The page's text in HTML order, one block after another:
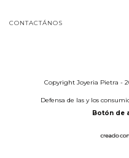
CONTACTÁNOS
Copyright Joyeria Pietra -
Defensa de las y los
Botón de